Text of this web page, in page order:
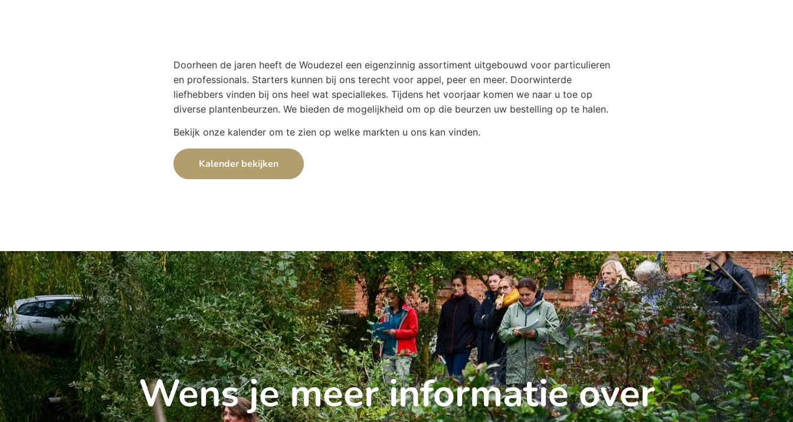
Doorheen de jaren heeft de Woudezel een eigenzinnig assortiment uitgebouwd voor particulieren
en professionals. Starters kunnen bij ons terecht voor appel, peer en meer. Doorwinterde
liefhebbers vinden bij ons heel wat speciallekes. Tijdens het voorjaar komen we naar u toe op
diverse plantenbeurzen. We bieden de mogelijkheid om op die beurzen uw bestelling op te halen.
Bekijk onze kalender om te zien op welke markten u ons kan vinden.
Kalender bekijken
Wens je meer informatie over